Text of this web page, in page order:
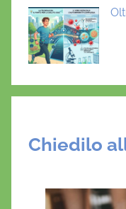
Chiedilo